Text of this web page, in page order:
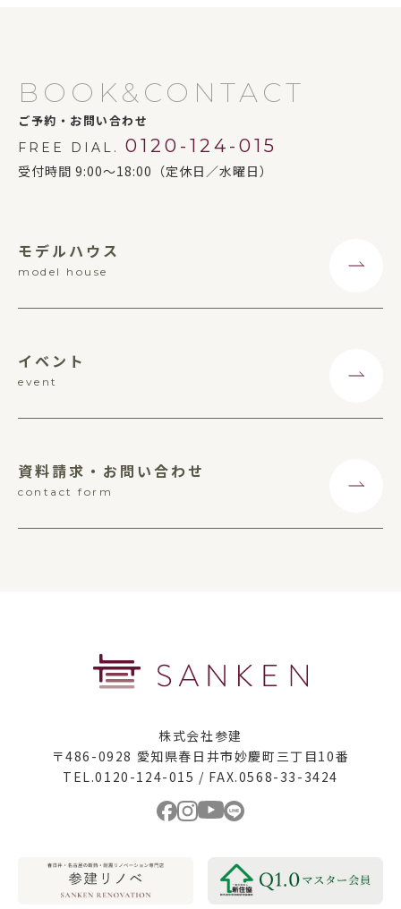
BOOK&CONTACT
ご予約・お問い合わせ
FREE DIAL. 0120-124-015
受付時間 9:00～18:00（定休日／水曜日）
モデルハウス
model house
イベント
event
資料請求・お問い合わせ
contact form
株式会社参建
〒486-0928 愛知県春日井市妙慶町三丁目10番
TEL.0120-124-015 / FAX.0568-33-3424